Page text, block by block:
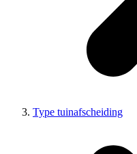
Type tuinafscheiding